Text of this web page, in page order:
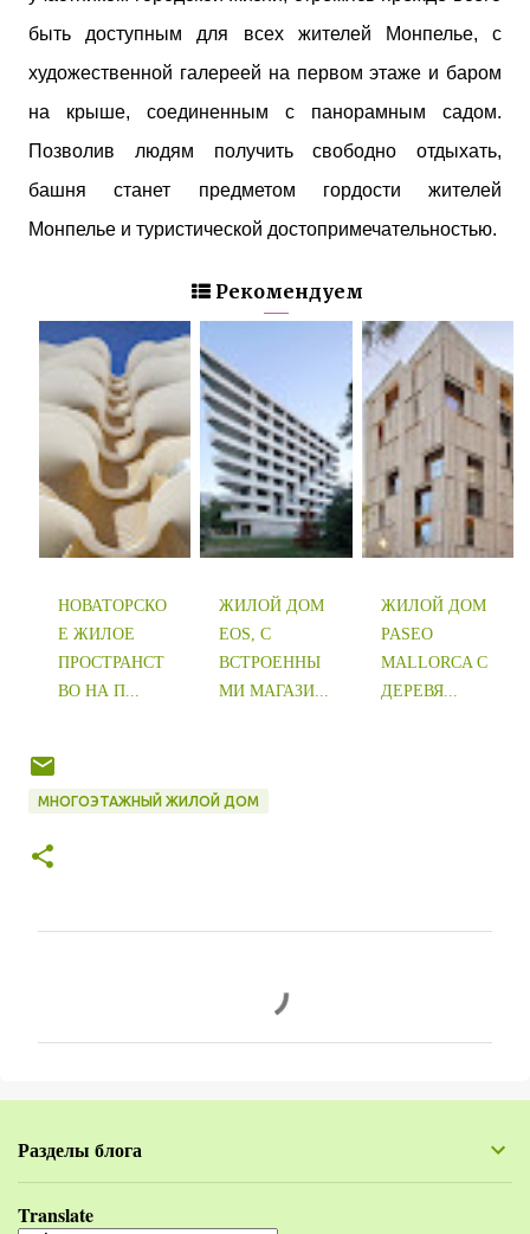
быть доступным для всех жителей Монпелье, с
художественной галереей на первом этаже и баром
на крыше, соединенным с панорамным садом.
Позволив людям получить свободно отдыхать,
башня станет предметом гордости жителей
Монпелье и туристической достопримечательностью.
Рекомендуем
НОВАТОРСКО
Е ЖИЛОЕ
ПРОСТРАНСТ
ВО НА П...
ЖИЛОЙ ДОМ
EOS, С
ВСТРОЕННЫ
МИ МАГАЗИ...
ЖИЛОЙ ДОМ
PASEO
MALLORCA С
ДЕРЕВЯ...
МНОГОЭТАЖНЫЙ ЖИЛОЙ ДОМ
е
т
Разделы блога
Translate